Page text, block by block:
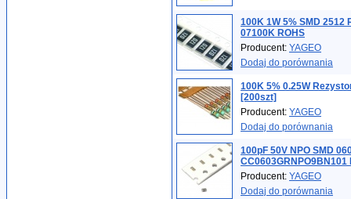
100K 1W 5% SMD 2512
07100K ROHS
Producent: YAGEO
Dodaj do porównania
100K 5% 0.25W
[200szt]
Producent: YAGEO
Dodaj do porównania
100pF 50V NPO SMD
CC0603GRNPO9BN101
Producent: YAGEO
Dodaj do porównania